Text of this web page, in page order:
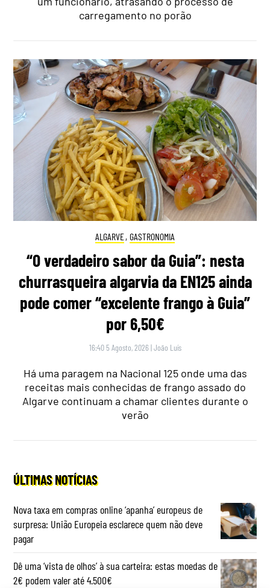
carregamento no porão
ALGARVE, GASTRONOMIA
“O verdadeiro sabor da Guia”: nesta
churrasqueira algarvia da EN125 ainda
pode comer “excelente frango à Guia”
por 6,50€
16:40 5 Agosto, 2026 |João Luís
Há uma paragem na Nacional 125 onde uma das
receitas mais conhecidas de frango assado do
Algarve continuam a chamar clientes durante o
verão
ÚLTIMAS NOTÍCIAS
Nova taxa em compras online ‘apanha’ europeus de
surpresa: União Europeia esclarece quem não deve
pagar
Dê uma ‘vista de olhos’ à sua carteira: estas moedas de
2€ podem valer até 4.500€